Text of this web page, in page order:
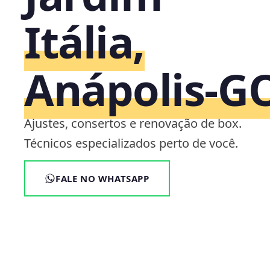
Itália,
Ajustes, consertos e renovação de box.
Técnicos especializados perto de você.
FALE NO WHATSAPP